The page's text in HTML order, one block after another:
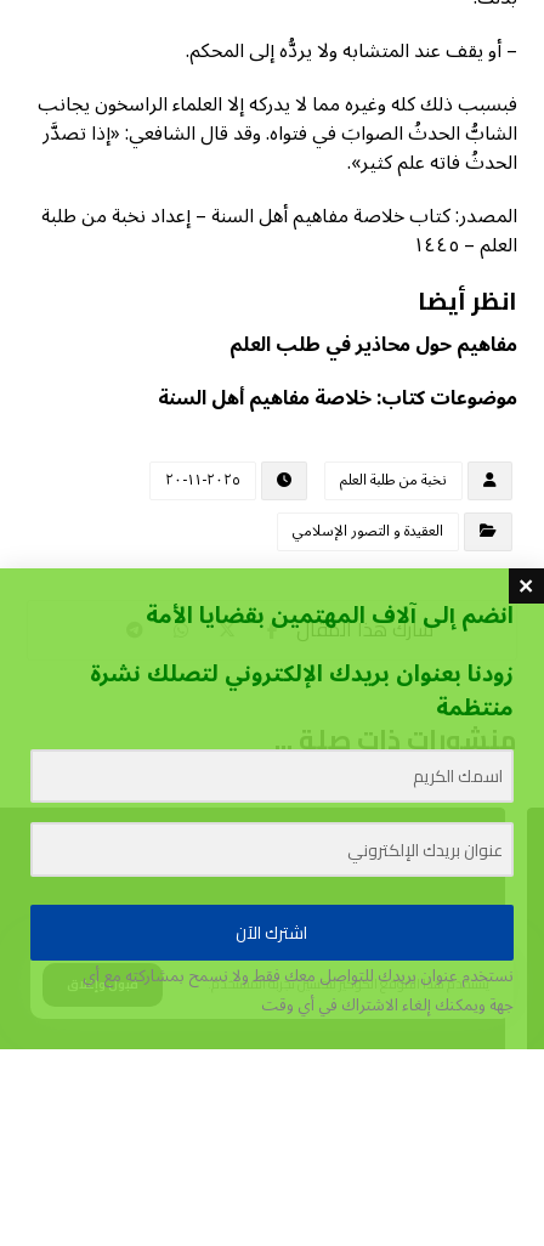
– أو يقف عند المتشابه ولا يردُّه إلى المحكم.
فبسبب ذلك كله وغيره مما لا يدركه إلا العلماء الراسخون يجانب
الشابُّ الحدثُ الصوابَ في فتواه. وقد قال الشافعي: «إذا تصدَّر
الحدثُ فاته علم كثير».
المصدر: كتاب خلاصة مفاهيم أهل السنة – إعداد نخبة من طلبة
العلم – ١٤٤٥
انظر أيضا
مفاهيم حول محاذير في طلب العلم
موضوعات كتاب: خلاصة مفاهيم أهل السنة
نخبة من طلبة العلم
٢٠٢٥-١١-٢٠
العقيدة و التصور الإسلامي
منشورات ذات صلة ...
يستخدم هذا الموقع الكوكيز لتحسين تجربة المستخدم. قبول وإغلاق
انضم إلى آلاف المهتمين بقضايا الأمة
زودنا بعنوان بريدك الإلكتروني لتصلك نشرة
منتظمة
اشترك الآن
نستخدم عنوان بريدك للتواصل معك فقط ولا نسمح بمشاركته مع أي
جهةويمكنك إلغاء الاشتراك في أي وقت